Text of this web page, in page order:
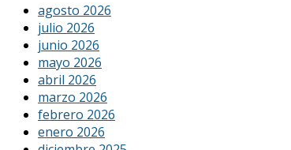
agosto 2026
julio 2026
junio 2026
mayo 2026
abril 2026
marzo 2026
febrero 2026
enero 2026